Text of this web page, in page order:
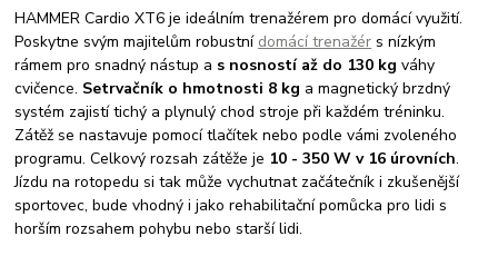
HAMMER Cardio XT6 je ideálním trenažérem pro domácí využití.
Poskytne svým majitelům robustní domácí trenažér s nízkým
rámem pro snadný nástup a s nosností až do 130 kgváhy
cvičence. Setrvačník o hmotnosti 8 kg a magnetický brzdný
systém zajistí tichý a plynulý chod stroje při každém tréninku.
Zátěž se nastavuje pomocí tlačítek nebo podle vámi zvoleného
programu. Celkový rozsah zátěže je 10 - 350 W v 16 úrovních.
Jízdu na rotopedu si tak může vychutnat začátečník i zkušenější
sportovec, bude vhodný i jako rehabilitační pomůcka pro lidi s
horším rozsahem pohybu nebo starší lidi.